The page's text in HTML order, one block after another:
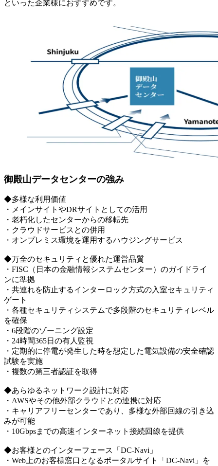
といった企業様におすすめです。
御殿山データセンターの強み
◆多様な利用価値
・メインサイトやDRサイトとしての活用
・老朽化したセンターからの移転先
・クラウドサービスとの併用
・オンプレミス環境を運用するハウジングサービス
◆万全のセキュリティと優れた運営品質
・FISC（日本の金融情報システムセンター）のガイドライ
ンに準拠
・共連れを防止するインターロック方式の入室セキュリティ
ゲート
・各種セキュリティシステムで多段階のセキュリティレベル
を確保
・6段階のゾーニング設定
・24時間365日の有人監視
・定期的に停電が発生した時を想定した電気設備の安全確認
試験を実施
・複数の第三者認証を取得
◆あらゆるネットワーク設計に対応
・AWSやその他外部クラウドとの連携に対応
・キャリアフリーセンターであり、多様な外部回線の引き込
みが可能
・10Gbpsまでの高速インターネット接続回線を提供
◆お客様とのインターフェース「DC-Navi」
・Web上のお客様窓口となるポータルサイト「DC-Navi」を